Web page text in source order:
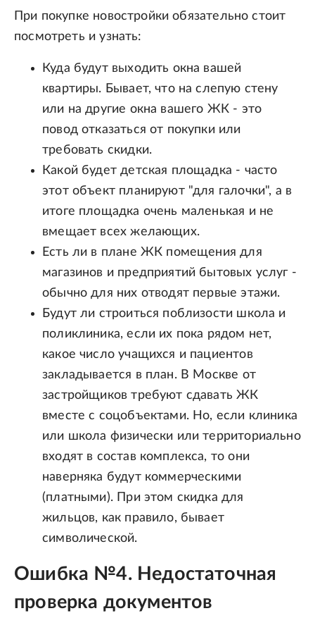
При покупке новостройки обязательно стоит
посмотреть и узнать:
Куда будут выходить окна вашей
квартиры. Бывает, что на слепую стену
или на другие окна вашего ЖК - это
повод отказаться от покупки или
требовать скидки.
Какой будет детская площадка - часто
этот объект планируют "для галочки", а в
итоге площадка очень маленькая и не
вмещает всех желающих.
Есть ли в плане ЖК помещения для
магазинов и предприятий бытовых услуг -
обычно для них отводят первые этажи.
Будут ли строиться поблизости школа и
поликлиника, если их пока рядом нет,
какое число учащихся и пациентов
закладывается в план. В Москве от
застройщиков требуют сдавать ЖК
вместе с соцобъектами. Но, если клиника
или школа физически или территориально
входят в состав комплекса, то они
наверняка будут коммерческими
(платными). При этом скидка для
жильцов, как правило, бывает
символической.
Ошибка №4. Недостаточная
проверка документов